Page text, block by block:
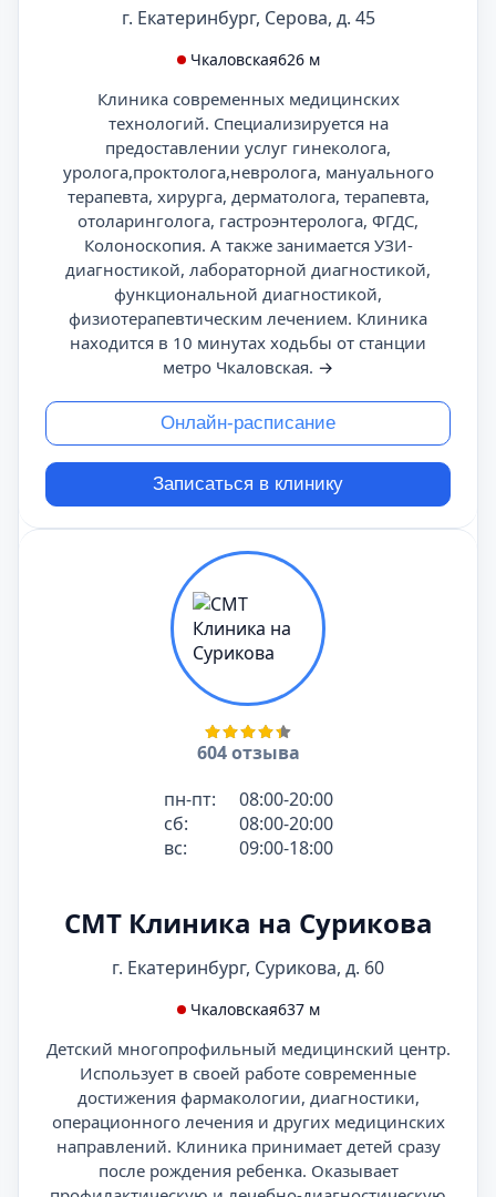
г. Екатеринбург, Серова, д. 45
Чкаловская626 м
Клиника современных медицинских
технологий. Специализируется на
предоставлении услуг гинеколога,
уролога,проктолога,невролога, мануального
терапевта, хирурга, дерматолога, терапевта,
отоларинголога, гастроэнтеролога, ФГДС,
Колоноскопия. А также занимается УЗИ-
диагностикой, лабораторной диагностикой,
функциональной диагностикой,
физиотерапевтическим лечением. Клиника
находится в 10 минутах ходьбы от станции
метро Чкаловская. →
Онлайн-расписание
Записаться в клинику
604 отзыва
пн-пт:
08:00-20:00
сб:
08:00-20:00
вс:
09:00-18:00
СМТ Клиника на Сурикова
г. Екатеринбург, Сурикова, д. 60
Чкаловская637 м
Детский многопрофильный медицинский центр.
Использует в своей работе современные
достижения фармакологии, диагностики,
операционного лечения и других медицинских
направлений. Клиника принимает детей сразу
после рождения ребенка. Оказывает